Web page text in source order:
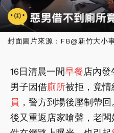
封面圖片來源：FB@新竹大小
16日清晨一間早餐店內發
男子因借廁所被拒，竟
員 ，警方到場後壓制帶
後又重返店家嗆聲，老